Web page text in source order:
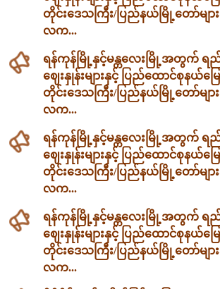
တိုင်းဒေသကြီး/ပြည်နယ်မြို့တော်မ
လက...
ရန်ကုန်မြို့နှင့်မန္တလေးမြို့အတွက်
ဈေးနှုန်းများနှင့် ပြည်ထောင်စုနယ်မြ
တိုင်းဒေသကြီး/ပြည်နယ်မြို့တော်မ
လက...
ရန်ကုန်မြို့နှင့်မန္တလေးမြို့အတွက်
ဈေးနှုန်းများနှင့် ပြည်ထောင်စုနယ်မြ
တိုင်းဒေသကြီး/ပြည်နယ်မြို့တော်မ
လက...
ရန်ကုန်မြို့နှင့်မန္တလေးမြို့အတွက်
ဈေးနှုန်းများနှင့် ပြည်ထောင်စုနယ်မြ
တိုင်းဒေသကြီး/ပြည်နယ်မြို့တော်မ
လက...